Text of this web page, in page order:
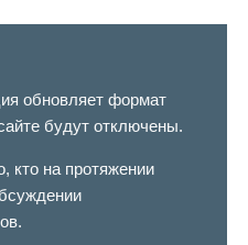
обновляет формат
будут отключены.
кто на протяжении